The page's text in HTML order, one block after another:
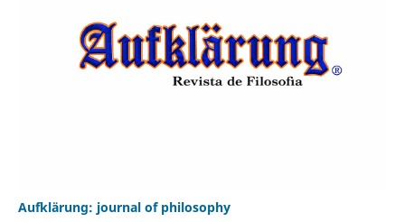
Aufklärung: journal of philosophy